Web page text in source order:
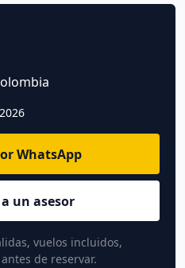
WhatsApp
un asesor
vuelos incluidos,
de reservar.